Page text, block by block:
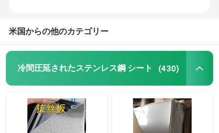
ステンレス鋼Uバー
ステンレス鋼のヘックスバー
複式アパートのステンレス鋼
米国からの他のカテゴリー
冷間圧延されたステンレス鋼 シート (430)